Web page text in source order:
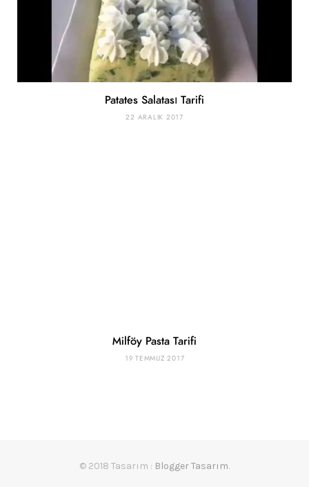
Patates Salatası Tarifi
22 ARALIK 2017
Milföy Pasta Tarifi
19 TEMMUZ 2017
© 2018 Tasarım : Blogger Tasarım.